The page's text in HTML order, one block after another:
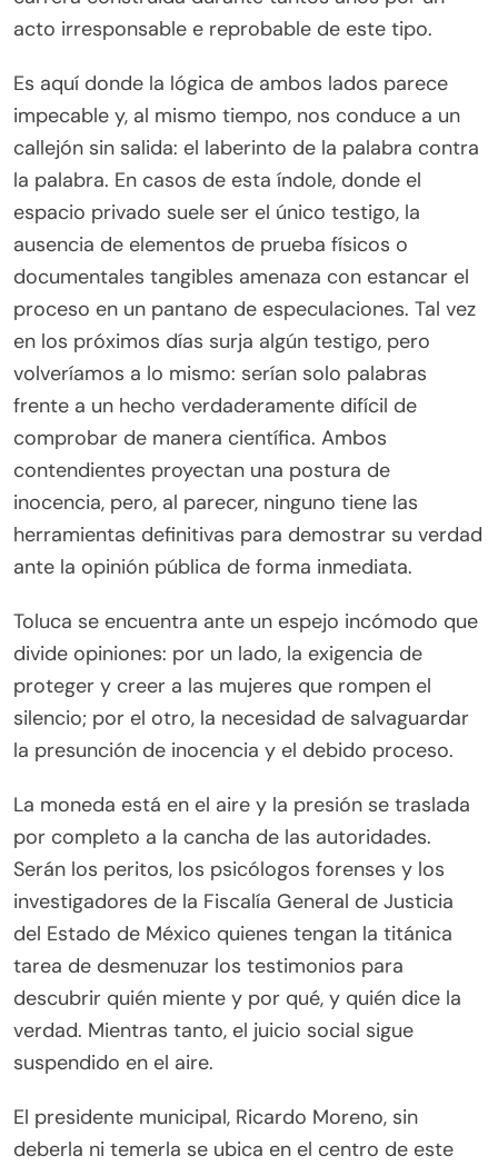
acto irresponsable e reprobable de este tipo.
Es aquí donde la lógica de ambos lados parece
impecable y, al mismo tiempo, nos conduce a un
callejón sin salida: el laberinto de la palabra contra
la palabra. En casos de esta índole, donde el
espacio privado suele ser el único testigo, la
ausencia de elementos de prueba físicos o
documentales tangibles amenaza con estancar el
proceso en un pantano de especulaciones. Tal vez
en los próximos días surja algún testigo, pero
volveríamos a lo mismo: serían solo palabras
frente a un hecho verdaderamente difícil de
comprobar de manera científica. Ambos
contendientes proyectan una postura de
inocencia, pero, al parecer, ninguno tiene las
herramientas definitivas para demostrar su verdad
ante la opinión pública de forma inmediata.
Toluca se encuentra ante un espejo incómodo que
divide opiniones: por un lado, la exigencia de
proteger y creer a las mujeres que rompen el
silencio; por el otro, la necesidad de salvaguardar
la presunción de inocencia y el debido proceso.
La moneda está en el aire y la presión se traslada
por completo a la cancha de las autoridades.
Serán los peritos, los psicólogos forenses y los
investigadores de la Fiscalía General de Justicia
del Estado de México quienes tengan la titánica
tarea de desmenuzar los testimonios para
descubrir quién miente y por qué, y quién dice la
verdad. Mientras tanto, el juicio social sigue
suspendido en el aire.
El presidente municipal, Ricardo Moreno, sin
deberla ni temerla se ubica en el centro de este